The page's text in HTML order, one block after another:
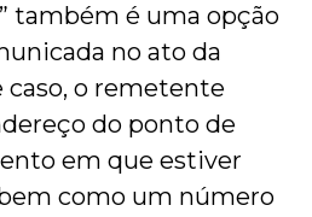
também é uma opção
no ato da
caso, o remetente
do ponto de
em que estiver
como um número